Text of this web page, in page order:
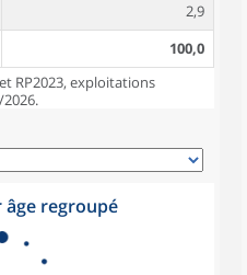
2,9
100,0
RP2023, exploitations
âge regroupé